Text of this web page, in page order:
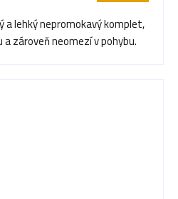
a lehký nepromokavý komplet,
zároveň neomezí v pohybu.